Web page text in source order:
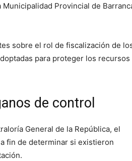
Provincial de
sobre el rol de fiscalización de
para proteger los recursos
de control
General de la República, el
fin de determinar si existieron